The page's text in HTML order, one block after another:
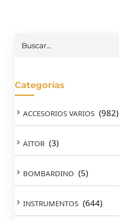
Categorías
ACCESORIOS VARIOS (982)
AITOR (3)
BOMBARDINO (5)
INSTRUMENTOS (644)